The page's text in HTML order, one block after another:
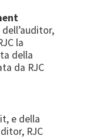
la
della
da RJC
e della
RJC